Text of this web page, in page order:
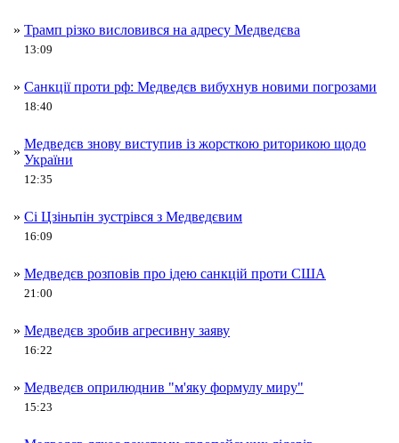
» Трамп різко висловився на адресу Медведєва
13:09
» Санкції проти рф: Медведєв вибухнув новими погрозами
18:40
»
Медведєв знову виступив із жорсткою риторикою щодо
України
12:35
» Сі Цзіньпін зустрівся з Медведєвим
16:09
» Медведєв розповів про ідею санкцій проти США
21:00
» Медведєв зробив агресивну заяву
16:22
» Медведєв оприлюднив "м'яку формулу миру"
15:23